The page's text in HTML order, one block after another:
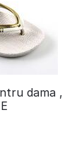
dama ,